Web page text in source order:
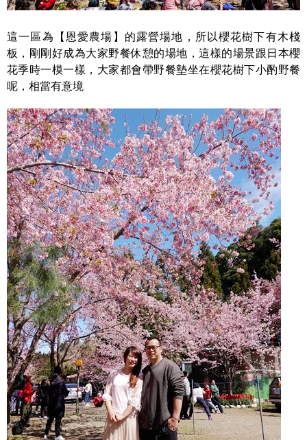
這一區為【恩愛農場】的露營場地，所以櫻花樹下有木棧
板，剛剛好成為大家野餐休憩的場地，這樣的場景跟日本櫻
花季時一模一樣，大家都會帶野餐墊坐在櫻花樹下小酌野餐
呢，相當有意境